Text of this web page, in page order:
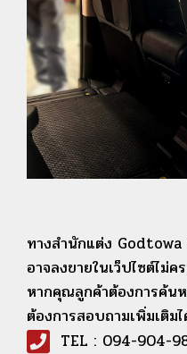
ทางสำนักแต่ง
อาจลงขายในเว็ปไซต์ไม่ค
หากคุณลูกค้าต้องการค้น
ต้องการสอบถามเพิ่มเติม
TEL : 094-904-